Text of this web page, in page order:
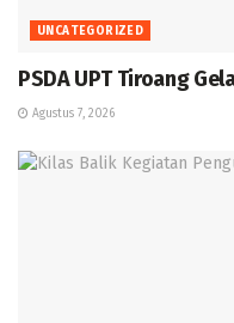
UNCATEGORIZED
PSDA UPT Tiroang
Agustus 7, 2026